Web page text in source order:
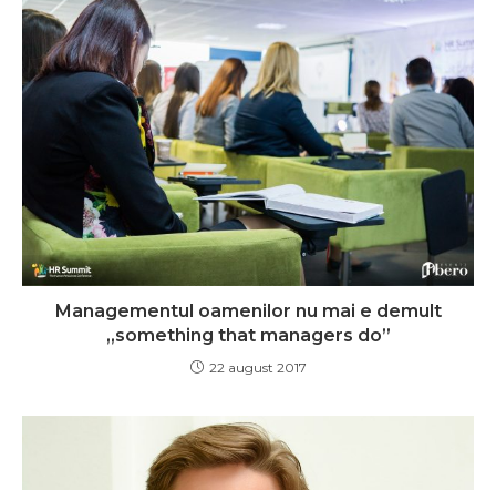
Managementul oamenilor nu mai e demult
„something that managers do”
22 august 2017